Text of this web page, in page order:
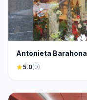
Antonieta Barahona
star5.0(0)